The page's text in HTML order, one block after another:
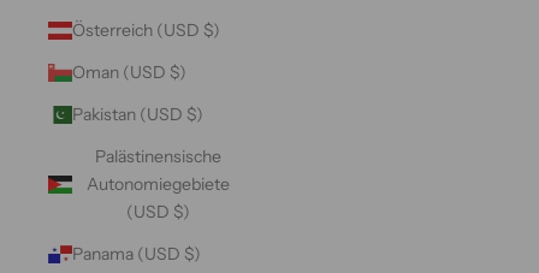
Österreich (USD $)
Oman (USD $)
Pakistan (USD $)
Palästinensische
Autonomiegebiete
(USD $)
Panama (USD $)